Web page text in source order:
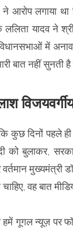
आरोप लगाया
यादव ने
में
बात नहीं सुनती
कुछ दिनों पहले
को बुलाकर,
मुख्यमंत्री
वह बात
गूगल न्यूज़ पर